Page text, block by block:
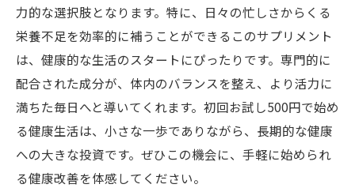
力的な選択肢となります。特に、日々の忙しさからくる
栄養不足を効率的に補うことができるこのサプリメント
は、健康的な生活のスタートにぴったりです。専門的に
配合された成分が、体内のバランスを整え、より活力に
満ちた毎日へと導いてくれます。初回お試し500円で始め
る健康生活は、小さな一歩でありながら、長期的な健康
への大きな投資です。ぜひこの機会に、手軽に始められ
る健康改善を体感してください。